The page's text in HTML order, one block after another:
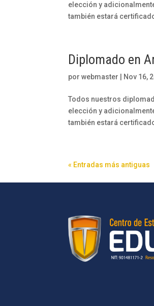
elección y
también estará
Diplomado en
porwebmaster Nov 16,
Todos nuestros
elección y
también estará
« Entradas más antiguas